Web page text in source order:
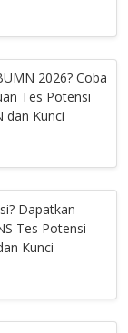
2026? Coba
Tes Potensi
dan Kunci
Dapatkan
Tes Potensi
Kunci